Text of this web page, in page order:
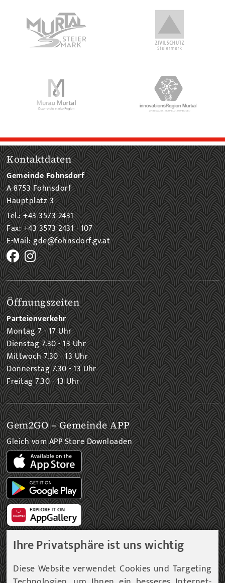
Ihre Privatsphäre ist uns wichtig
Diese Website verwendet Cookies und Targeting
Kontaktdaten
Gemeinde Fohnsdorf
A-8753 Fohnsdorf
Hauptplatz 3
Tel.: +43 3573 2431
Fax: +43 3573 2431 - 107
E-Mail: gde@fohnsdorf.gv.at
Öffnungszeiten
Parteienverkehr
Montag 7 - 17 Uhr
Dienstag 7.30 - 13 Uhr
Mittwoch 7.30 - 13 Uhr
Donnerstag 7.30 - 13 Uhr
Freitag 7.30 - 13 Uhr
Gem2GO – Gemeinde APP
Gleich vom APP Store Downloaden
Gemeinde Newsletter